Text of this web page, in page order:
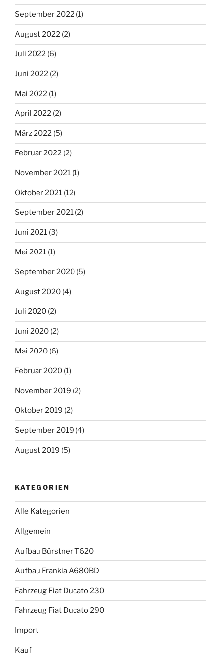
September 2022 (1)
August 2022 (2)
Juli 2022 (6)
Juni 2022 (2)
Mai 2022 (1)
April 2022 (2)
März 2022 (5)
Februar 2022 (2)
November 2021 (1)
Oktober 2021 (12)
September 2021 (2)
Juni 2021 (3)
Mai 2021 (1)
September 2020 (5)
August 2020 (4)
Juli 2020 (2)
Juni 2020 (2)
Mai 2020 (6)
Februar 2020 (1)
November 2019 (2)
Oktober 2019 (2)
September 2019 (4)
August 2019 (5)
KATEGORIEN
Alle Kategorien
Allgemein
Aufbau Bürstner T620
Aufbau Frankia A680BD
Fahrzeug Fiat Ducato 230
Fahrzeug Fiat Ducato 290
Import
Kauf